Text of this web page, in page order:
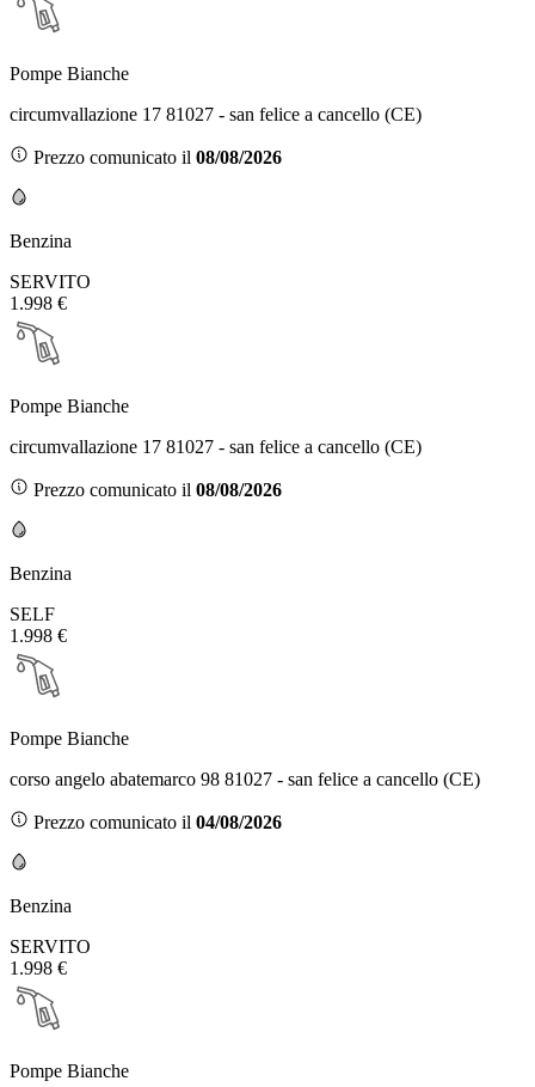
Pompe Bianche
circumvallazione 17 81027 - san felice a cancello (CE)
Prezzo comunicato il 08/08/2026
Benzina
SERVITO
1.998 €
Pompe Bianche
circumvallazione 17 81027 - san felice a cancello (CE)
Prezzo comunicato il 08/08/2026
Benzina
SELF
1.998 €
Pompe Bianche
corso angelo abatemarco 98 81027 - san felice a cancello (CE)
Prezzo comunicato il 04/08/2026
Benzina
SERVITO
1.998 €
Pompe Bianche